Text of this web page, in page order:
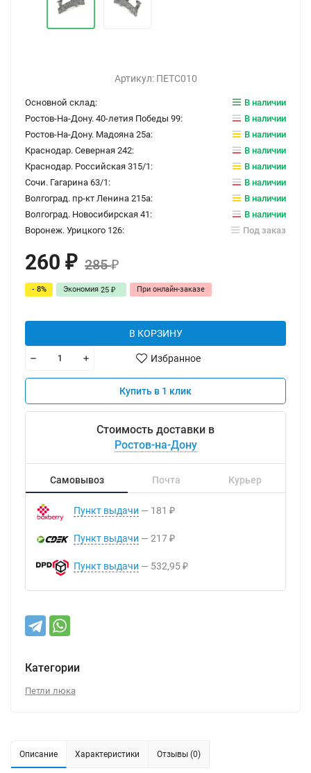
Артикул: ПЕТС010
Основной склад:
В наличии
Ростов-На-Дону. 40-летия Победы 99:
В наличии
Ростов-На-Дону. Мадояна 25а:
В наличии
Краснодар. Северная 242:
В наличии
Краснодар. Российская 315/1:
В наличии
Сочи. Гагарина 63/1:
В наличии
Волгоград. пр-кт Ленина 215а:
В наличии
Волгоград. Новосибирская 41:
В наличии
Воронеж. Урицкого 126:
Под заказ
260 ₽ 285₽
- 8% Экономия 25 ₽ При онлайн-заказе
В КОРЗИНУ
Избранное
Купить в 1 клик
Стоимость доставки в
Ростов-на-Дону
Самовывоз Почта Курьер
Пункт выдачи 181 ₽
Пункт выдачи 217 ₽
Пункт выдачи 532,95 ₽
Категории
Петли люка
Описание Характеристики Отзывы (0)